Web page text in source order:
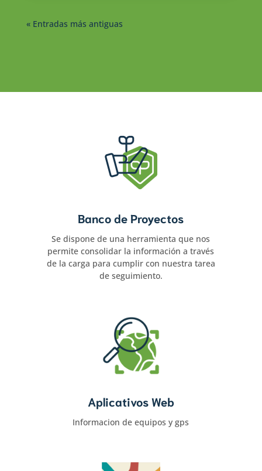
« Entradas más antiguas
Banco de Proyectos
Se dispone de una herramienta que nos
permite consolidar la información a través
de la carga para cumplir con nuestra tarea
de seguimiento.
Aplicativos Web
Informacion de equipos y gps